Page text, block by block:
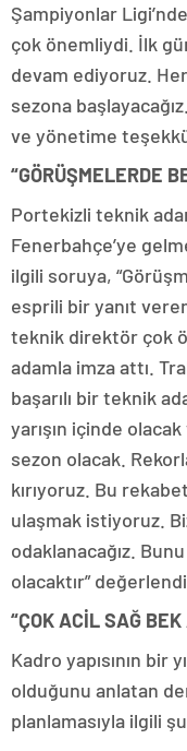
Şampiyonlar
çok önemliydi. İlk
devam ediyoruz.
sezona
ve yönetime
“GÖRÜŞMELERDE
Portekizli teknik
Fenerbahçe’ye
ilgili soruya,
esprili bir yanıt
teknik direktör çok
adamla imza attı.
başarılı bir teknik
yarışın içinde
sezon olacak.
kırıyoruz. Bu
ulaşmak istiyoruz.
odaklanacağız. Bunu
olacaktır”
“ÇOK ACİL SAĞ
Kadro yapısının bir
olduğunu anlatan
planlamasıyla ilgili